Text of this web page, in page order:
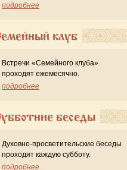
подробнее
Семейный клуб
Встречи «Семейного клуба»
проходят ежемесячно.
подробнее
Субботние беседы
Духовно-просветительские беседы
проходят каждую субботу.
подробнее